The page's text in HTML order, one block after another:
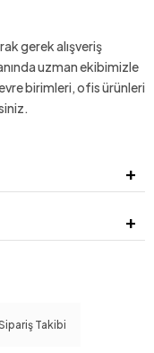
gerek alışveriş
uzman ekibimizle
birimleri, ofis ürünleri
Takibi